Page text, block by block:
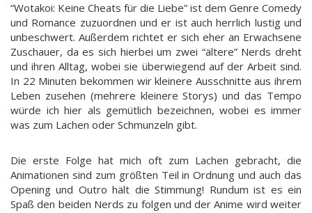
“Wotakoi: Keine Cheats für die Liebe” ist dem Genre Comedy
und Romance zuzuordnen und er ist auch herrlich lustig und
unbeschwert. Außerdem richtet er sich eher an Erwachsene
Zuschauer, da es sich hierbei um zwei “ältere” Nerds dreht
und ihren Alltag, wobei sie überwiegend auf der Arbeit sind.
In 22 Minuten bekommen wir kleinere Ausschnitte aus ihrem
Leben zusehen (mehrere kleinere Storys) und das Tempo
würde ich hier als gemütlich bezeichnen, wobei es immer
was zum Lachen oder Schmunzeln gibt.
Die erste Folge hat mich oft zum Lachen gebracht, die
Animationen sind zum größten Teil in Ordnung und auch das
Opening und Outro hält die Stimmung! Rundum ist es ein
Spaß den beiden Nerds zu folgen und der Anime wird weiter